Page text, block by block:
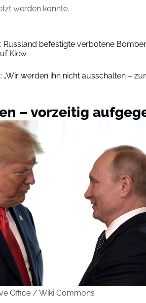
werden konnte.
Russland befestigte verbotene
Kiew
„Wir werden ihn nicht ausschalten –
– vorzeitig
Office / Wiki Commons